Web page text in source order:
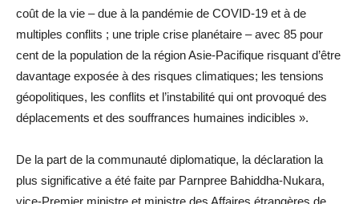
coût de la vie – due à la pandémie de COVID-19 et à de
multiples conflits ; une triple crise planétaire – avec 85 pour
cent de la population de la région Asie-Pacifique risquant d’être
davantage exposée à des risques climatiques; les tensions
géopolitiques, les conflits et l’instabilité qui ont provoqué des
déplacements et des souffrances humaines indicibles ».
De la part de la communauté diplomatique, la déclaration la
plus significative a été faite par Parnpree Bahiddha-Nukara,
vice-Premier ministre et ministre des Affaires étrangères de